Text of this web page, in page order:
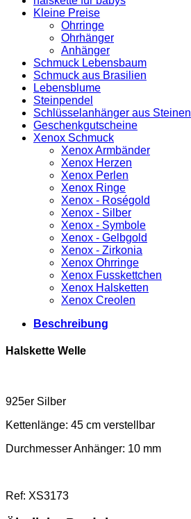
Kleine Preise
Ohrringe
Ohrhänger
Anhänger
Schmuck Lebensbaum
Schmuck aus Brasilien
Lebensblume
Steinpendel
Schlüsselanhänger aus Steinen
Geschenkgutscheine
Xenox Schmuck
Xenox Armbänder
Xenox Herzen
Xenox Perlen
Xenox Ringe
Xenox - Roségold
Xenox - Silber
Xenox - Symbole
Xenox - Gelbgold
Xenox - Zirkonia
Xenox Ohrringe
Xenox Fusskettchen
Xenox Halsketten
Xenox Creolen
Beschreibung
Halskette Welle
925er Silber
Kettenlänge: 45 cm verstellbar
Durchmesser Anhänger: 10 mm
Ref: XS3173